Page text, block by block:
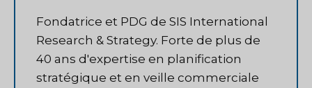
Fondatrice et PDG de SIS International
Research & Strategy. Forte de plus de
40 ans d'expertise en planification
stratégique et en veille commerciale